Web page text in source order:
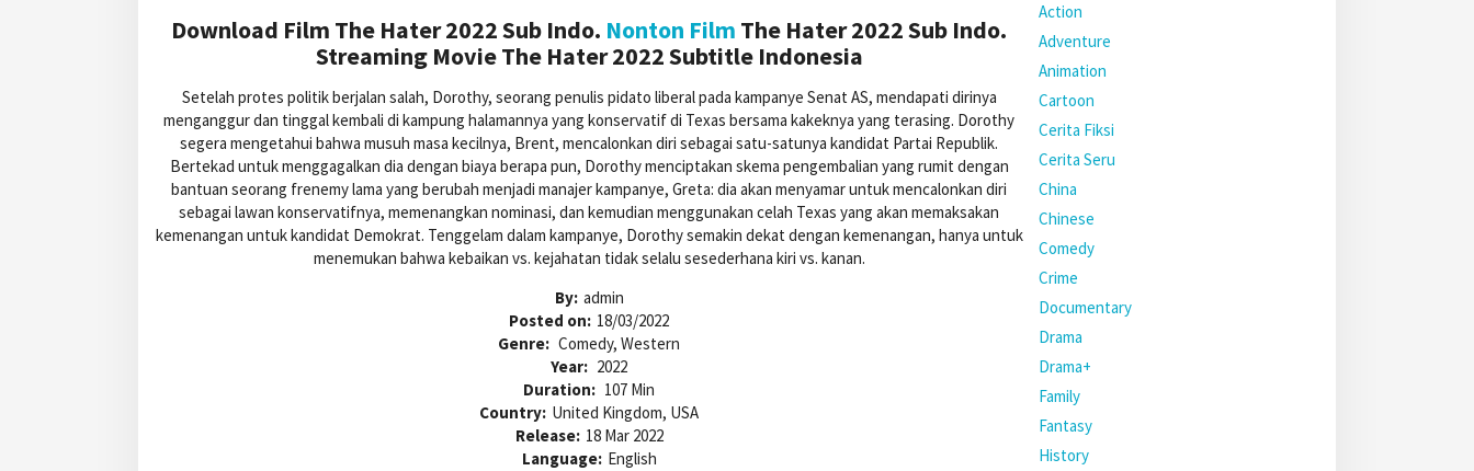
Download Film The Hater 2022 Sub Indo. Nonton Film The Hater 2022 Sub Indo.
Streaming Movie The Hater 2022 Subtitle Indonesia
Setelah protes politik berjalan salah, Dorothy, seorang penulis pidato liberal pada kampanye Senat AS, mendapati dirinya
menganggur dan tinggal kembali di kampung halamannya yang konservatif di Texas bersama kakeknya yang terasing. Dorothy
segera mengetahui bahwa musuh masa kecilnya, Brent, mencalonkan diri sebagai satu-satunya kandidat Partai Republik.
Bertekad untuk menggagalkan dia dengan biaya berapa pun, Dorothy menciptakan skema pengembalian yang rumit dengan
bantuan seorang frenemy lama yang berubah menjadi manajer kampanye, Greta: dia akan menyamar untuk mencalonkan diri
sebagai lawan konservatifnya, memenangkan nominasi, dan kemudian menggunakan celah Texas yang akan memaksakan
kemenangan untuk kandidat Demokrat. Tenggelam dalam kampanye, Dorothy semakin dekat dengan kemenangan, hanya untuk
menemukan bahwa kebaikan vs. kejahatan tidak selalu sesederhana kiri vs. kanan.
By: admin
Posted on: 18/03/2022
Genre: Comedy, Western
Year: 2022
Duration: 107 Min
Country: United Kingdom, USA
Release: 18 Mar 2022
Language: English
Action
Adventure
Animation
Cartoon
Cerita Fiksi
Cerita Seru
China
Chinese
Comedy
Crime
Documentary
Drama
Drama+
Family
Fantasy
History